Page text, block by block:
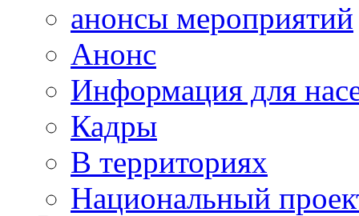
анонсы мероприятий
Анонс
Информация для
Кадры
В территориях
Национальный